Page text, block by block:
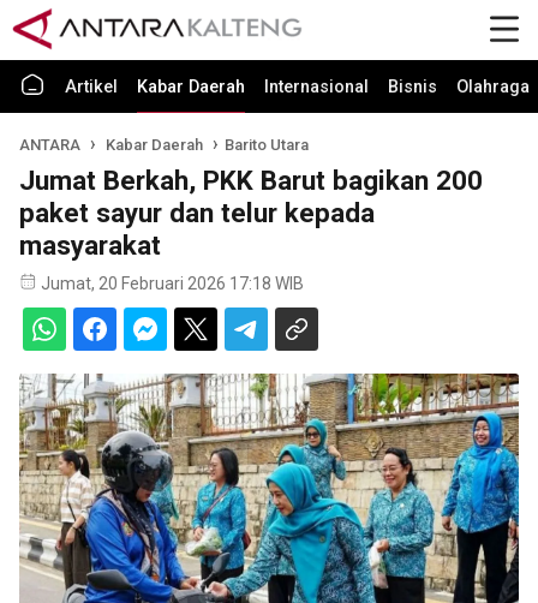
Artikel Kabar Daerah Internasional Bisnis Olahraga
ANTARA Kabar Daerah Barito Utara
Jumat Berkah, PKK Barut bagikan 200
paket sayur dan telur kepada
masyarakat
Jumat, 20 Februari 2026 17:18 WIB